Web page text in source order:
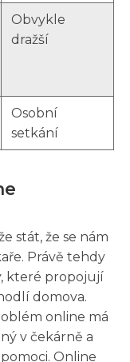
Obvykle
dražší
Osobní
setkání
stát, že se nám
Právě tehdy
které propojují
domova.
online má
v čekárně a
Online